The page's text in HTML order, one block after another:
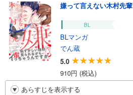
嫌って言えない木村先輩
BL
BLマンガ
でん蔵
5.0
910円 (税込)
あらすじを表示する